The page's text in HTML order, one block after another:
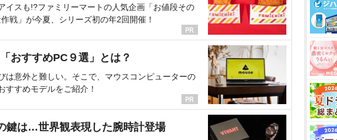
イスも!?ファミリーマートの人気企画「お値段その
戦」が今夏、シリーズ初の年2回開催！
おすすめPC９選」とは？
は意外と難しい。そこで、マウスコンピューターの
すすめモデルをご紹介！
鍵は…世界観表現した腕時計登場